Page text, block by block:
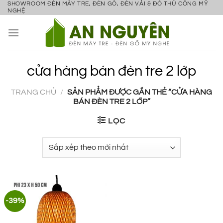
Bỏ
nội
SHOWROOM ĐÈN MÂY TRE, ĐÈN GỖ, ĐÈN VẢI & ĐỒ THỦ CÔNG MỸ
NGHỆ
cửa hàng bán đèn tre 2 lớp
TRANG CHỦ / SẢN PHẨM ĐƯỢC GẮN THẺ “CỬA HÀNG
BÁN ĐÈN TRE 2 LỚP”
LỌC
-39%